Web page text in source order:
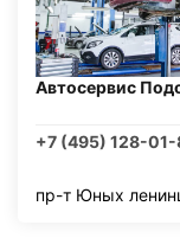
Автосервис
+7 (495) 128-
пр-т Юных